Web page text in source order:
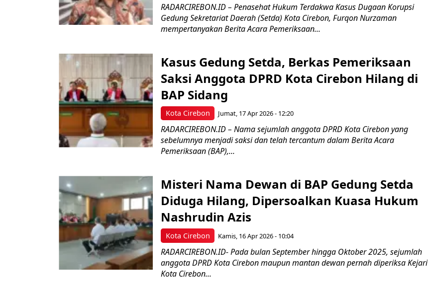
RADARCIREBON.ID – Penasehat Hukum Terdakwa Kasus Dugaan Korupsi
Gedung Sekretariat Daerah (Setda) Kota Cirebon, Furqon Nurzaman
mempertanyakan Berita Acara Pemeriksaan...
Kota Cirebon
Kasus Gedung Setda, Berkas Pemeriksaan
Saksi Anggota DPRD Kota Cirebon Hilang di
BAP Sidang
Jumat, 17 Apr 2026 - 12:20
RADARCIREBON.ID – Nama sejumlah anggota DPRD Kota Cirebon yang
sebelumnya menjadi saksi dan telah tercantum dalam Berita Acara
Pemeriksaan (BAP),...
Kota Cirebon
Misteri Nama Dewan di BAP Gedung Setda
Diduga Hilang, Dipersoalkan Kuasa Hukum
Nashrudin Azis
Kamis, 16 Apr 2026 - 10:04
RADARCIREBON.ID- Pada bulan September hingga Oktober 2025, sejumlah
anggota DPRD Kota Cirebon maupun mantan dewan pernah diperiksa Kejari
Kota Cirebon...